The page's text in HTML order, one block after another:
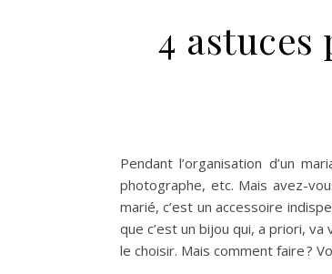
4 astuces
Pendant l’organisation d’un
photographe, etc. Mais avez-
marié, c’est un accessoire
que c’est un bijou qui, a priori,
le choisir. Mais comment faire ?